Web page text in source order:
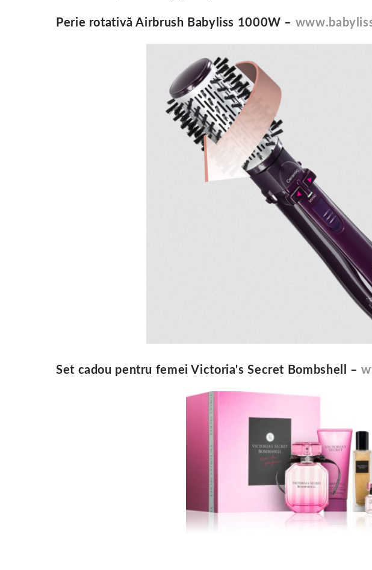
Perie rotativă Airbrush Babyliss 1000W –
Set cadou pentru femei Victoria's Secret Bombshell –